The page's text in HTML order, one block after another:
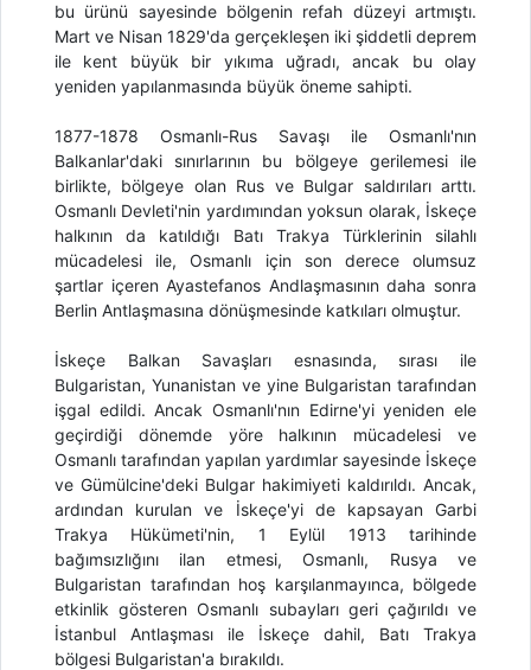
bu ürünü sayesinde bölgenin refah düzeyi artmıştı.
Mart ve Nisan 1829'da gerçekleşen iki şiddetli deprem
ile kent büyük bir yıkıma uğradı, ancak bu olay
yeniden yapılanmasında büyük öneme sahipti.
1877-1878 Osmanlı-Rus Savaşı ile Osmanlı'nın
Balkanlar'daki sınırlarının bu bölgeye gerilemesi ile
birlikte, bölgeye olan Rus ve Bulgar saldırıları arttı.
Osmanlı Devleti'nin yardımından yoksun olarak, İskeçe
halkının da katıldığı Batı Trakya Türklerinin silahlı
mücadelesi ile, Osmanlı için son derece olumsuz
şartlar içeren Ayastefanos Andlaşmasının daha sonra
Berlin Antlaşmasına dönüşmesinde katkıları olmuştur.
İskeçe Balkan Savaşları esnasında, sırası ile
Bulgaristan, Yunanistan ve yine Bulgaristan tarafından
işgal edildi. Ancak Osmanlı'nın Edirne'yi yeniden ele
geçirdiği dönemde yöre halkının mücadelesi ve
Osmanlı tarafından yapılan yardımlar sayesinde İskeçe
ve Gümülcine'deki Bulgar hakimiyeti kaldırıldı. Ancak,
ardından kurulan ve İskeçe'yi de kapsayan Garbi
Trakya Hükümeti'nin, 1 Eylül 1913 tarihinde
bağımsızlığını ilan etmesi, Osmanlı, Rusya ve
Bulgaristan tarafından hoş karşılanmayınca, bölgede
etkinlik gösteren Osmanlı subayları geri çağırıldı ve
İstanbul Antlaşması ile İskeçe dahil, Batı Trakya
bölgesi Bulgaristan'a bırakıldı.